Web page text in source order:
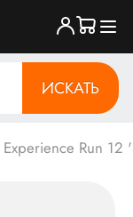
ИСКАТЬ
Run 12